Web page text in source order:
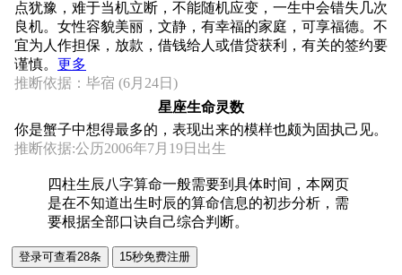
点犹豫，难于当机立断，不能随机应变，一生中会错失几次
良机。女性容貌美丽，文静，有幸福的家庭，可享福德。不
宜为人作担保，放款，借钱给人或借贷获利，有关的签约要
谨慎。 更多
推断依据：毕宿 (6月24日)
星座生命灵数
你是蟹子中想得最多的，表现出来的模样也颇为固执己见。
推断依据:公历2006年7月19日出生
四柱生辰八字算命一般需要到具体时间，本网页
是在不知道出生时辰的算命信息的初步分析，需
要根据全部口诀自己综合判断。